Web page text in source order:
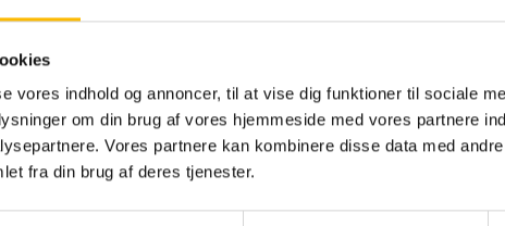
vores indhold og annoncer, til at vise dig funktioner til sociale
om din brug af vores hjemmeside med vores partnere
Vores partnere kan kombinere disse data med
fra din brug af deres tjenester.
HF-